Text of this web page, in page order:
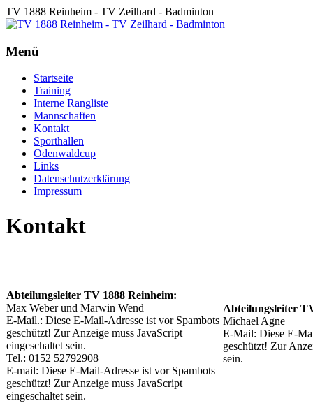
TV 1888 Reinheim - TV Zeilhard - Badminton
Menü
Startseite
Training
Interne Rangliste
Mannschaften
Kontakt
Sporthallen
Odenwaldcup
Links
Datenschutzerklärung
Impressum
Kontakt
Abteilungsleiter TV 1888 Reinheim:
Max Weber und Marwin Wend
E-Mail.: Diese E-Mail-Adresse ist vor Spambots
geschützt! Zur Anzeige muss JavaScript
eingeschaltet sein.
Tel.: 0152 52792908
E-mail: Diese E-Mail-Adresse ist vor Spambots
geschützt! Zur Anzeige muss JavaScript
eingeschaltet sein.
Abteilungsleiter
Michael Agne
E-Mail: Diese E-
geschützt! Zur
sein.